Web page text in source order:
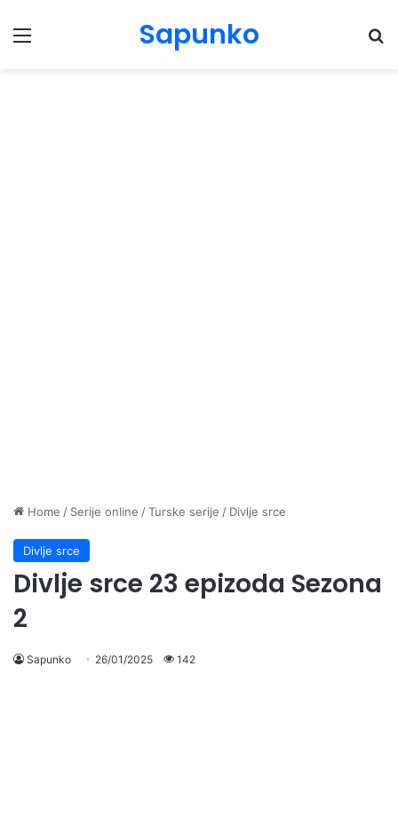
Menu Sapunko
Home / Serije online /Turske serije / Divlje srce
Divlje srce
Divlje srce 23 epizoda Sezona
2
Sapunko 26/01/2025 142